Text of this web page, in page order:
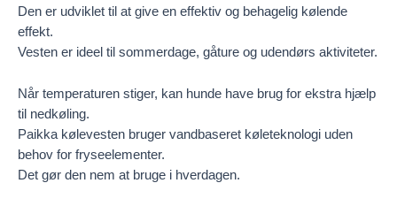
Den er udviklet til at give en effektiv og behagelig kølende
effekt.
Vesten er ideel til sommerdage, gåture og udendørs aktiviteter.
Når temperaturen stiger, kan hunde have brug for ekstra hjælp
til nedkøling.
Paikka kølevesten bruger vandbaseret køleteknologi uden
behov for fryseelementer.
Det gør den nem at bruge i hverdagen.